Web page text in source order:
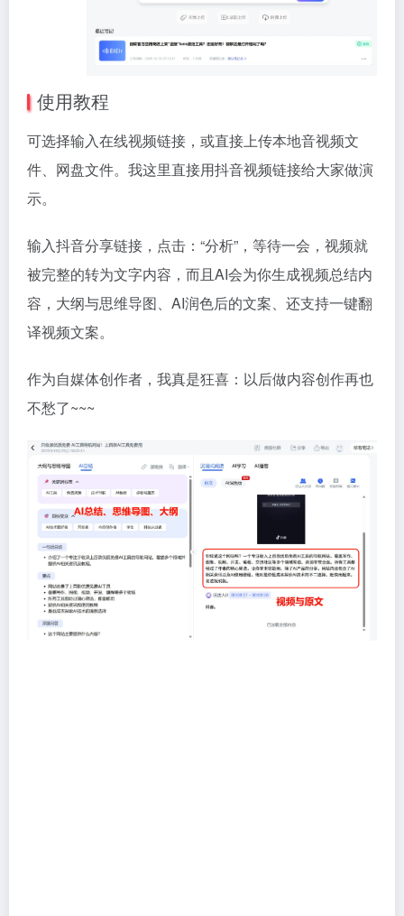
使用教程
可选择输入在线视频链接，或直接上传本地音视频文
件、网盘文件。我这里直接用抖音视频链接给大家做演
示。
输入抖音分享链接，点击：“分析”，等待一会，视频就
被完整的转为文字内容，而且AI会为你生成视频总结内
容，大纲与思维导图、AI润色后的文案、还支持一键翻
译视频文案。
作为自媒体创作者，我真是狂喜：以后做内容创作再也
不愁了~~~